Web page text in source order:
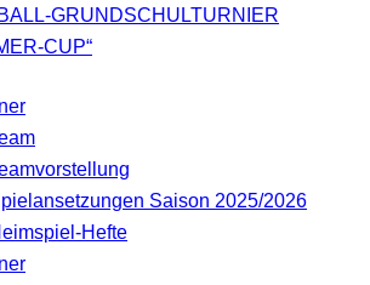
GRUNDSCHULTURNIER
CUP“
Saison 2025/2026
Hefte